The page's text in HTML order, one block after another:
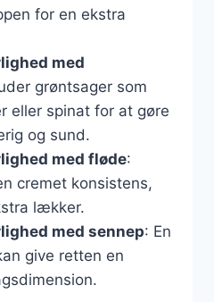
for en ekstra
med
grøntsager som
eller spinat for at gøre
og sund.
med fløde:
cremet konsistens,
lækker.
med sennep: En
give retten en